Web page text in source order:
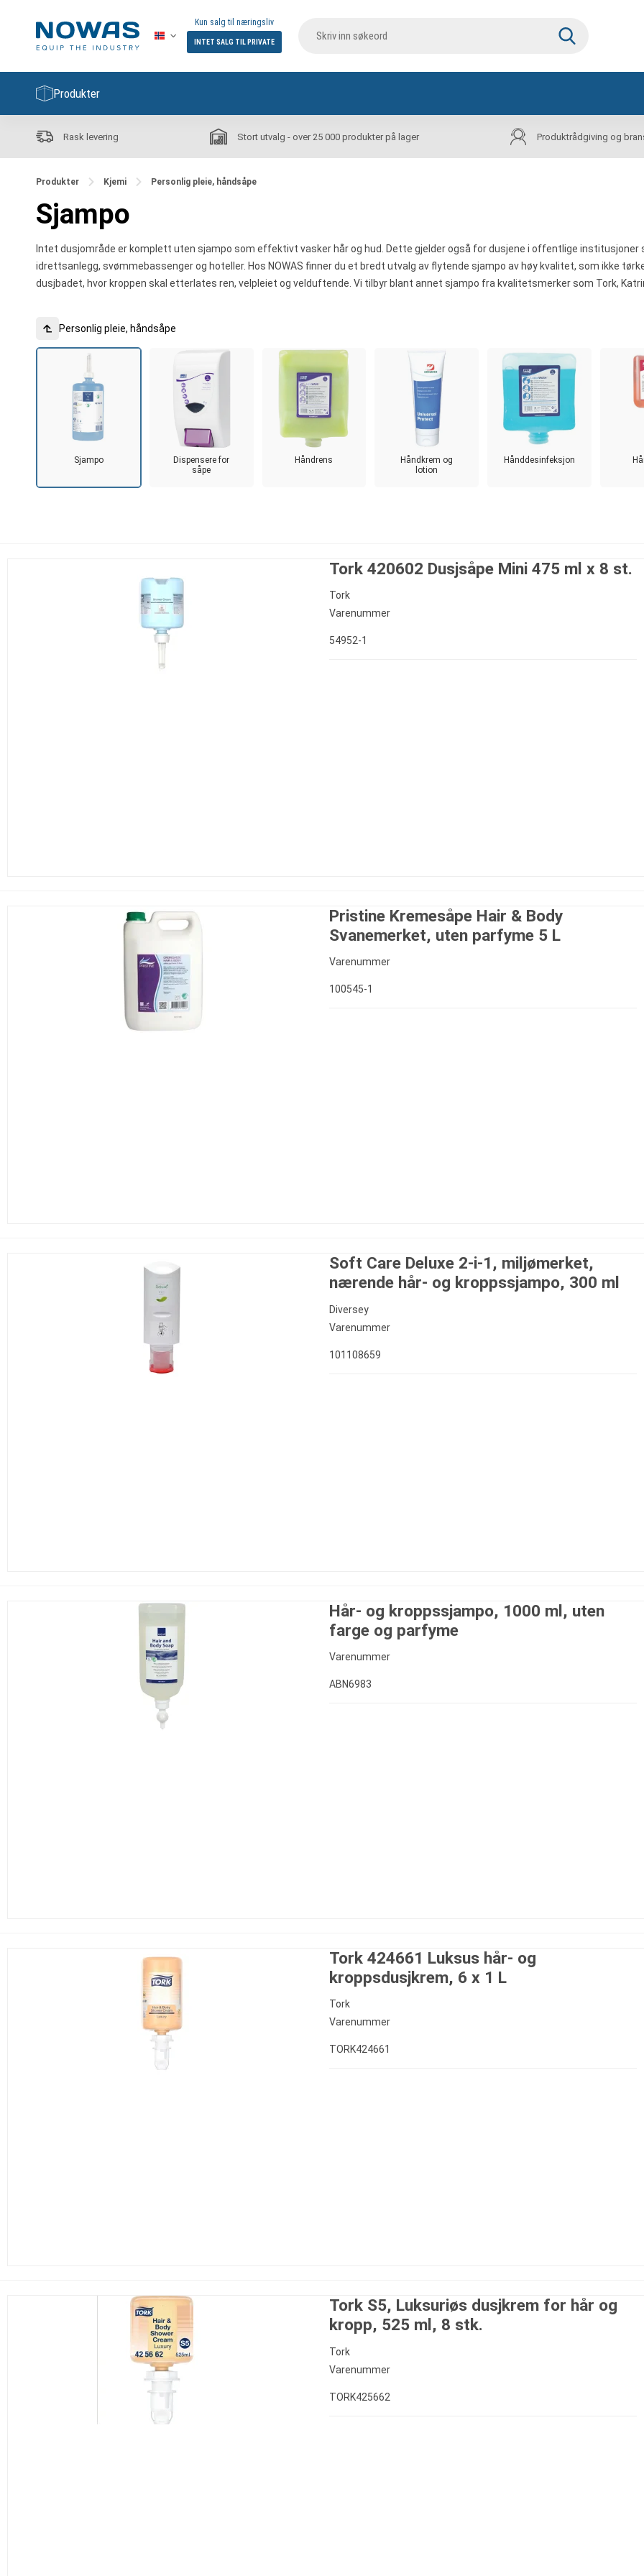
Kun salg til næringsliv
INTET SALG TIL PRIVATE
Produkter
Rask levering Stort utvalg - over 25 000 produkter på lager Produktrådgiving og
Produkter Kjemi Personlig pleie, håndsåpe
Sjampo
Intet dusjområde er komplett uten sjampo som effektivt vasker hår og hud. Dette gjelder også for dusjene i offentlige
idrettsanlegg, svømmebassenger og hoteller. Hos NOWAS finner du et bredt utvalg av flytende sjampo av høy kvalitet, som ikke
dusjbadet, hvor kroppen skal etterlates ren, velpleiet og velduftende. Vi tilbyr blant annet sjampo fra kvalitetsmerker som Tork,
Personlig pleie, håndsåpe
Sjampo
Dispensere for
såpe
Håndrens
Håndkrem og
lotion
Hånddesinfeksjon
Tork 420602 Dusjsåpe Mini 475 ml x 8 st.
Tork
Varenummer
54952-1
Pristine Kremesåpe Hair & Body
Svanemerket, uten parfyme 5 L
Varenummer
100545-1
Soft Care Deluxe 2-i-1, miljømerket,
nærende hår- og kroppssjampo, 300 ml
Diversey
Varenummer
101108659
Hår- og kroppssjampo, 1000 ml, uten
farge og parfyme
Varenummer
ABN6983
Tork 424661 Luksus hår- og
kroppsdusjkrem, 6 x 1 L
Tork
Varenummer
TORK424661
Tork S5, Luksuriøs dusjkrem for hår og
kropp, 525 ml, 8 stk.
Tork
Varenummer
TORK425662